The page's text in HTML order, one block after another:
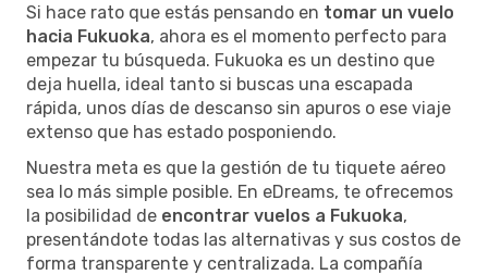
Si hace rato que estás pensando en tomar un vuelo
hacia Fukuoka, ahora es el momento perfecto para
empezar tu búsqueda. Fukuoka es un destino que
deja huella, ideal tanto si buscas una escapada
rápida, unos días de descanso sin apuros o ese viaje
extenso que has estado posponiendo.
Nuestra meta es que la gestión de tu tiquete aéreo
sea lo más simple posible. En eDreams, te ofrecemos
la posibilidad de encontrar vuelos a Fukuoka,
presentándote todas las alternativas y sus costos de
forma transparente y centralizada. La compañía